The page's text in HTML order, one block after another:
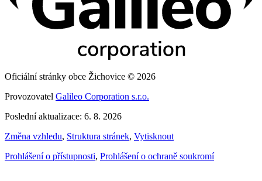
Oficiální stránky obce Žichovice © 2026
Provozovatel Galileo Corporation s.r.o.
Poslední aktualizace: 6. 8. 2026
Změna vzhledu, Struktura stránek, Vytisknout
Prohlášení o přístupnosti, Prohlášení o ochraně soukromí